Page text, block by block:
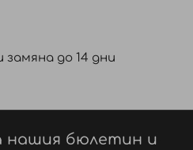
замяна до 14 дни
нашия бюлетин и